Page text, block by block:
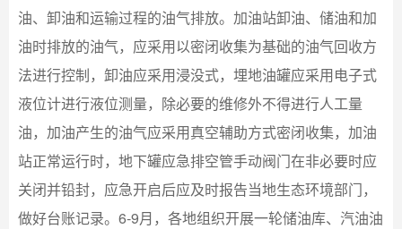
油、卸油和运输过程的油气排放。加油站卸油、储油和加
油时排放的油气，应采用以密闭收集为基础的油气回收方
法进行控制，卸油应采用浸没式，埋地油罐应采用电子式
液位计进行液位测量，除必要的维修外不得进行人工量
油，加油产生的油气应采用真空辅助方式密闭收集，加油
站正常运行时，地下罐应急排空管手动阀门在非必要时应
关闭并铅封，应急开启后应及时报告当地生态环境部门，
做好台账记录。6-9月，各地组织开展一轮储油库、汽油油